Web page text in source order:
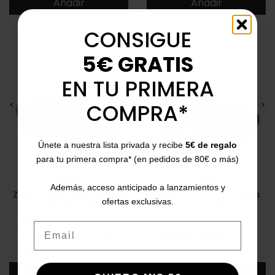
< >
KISSIA
Zuecos para mujer de piel
taupe Kissia 420
36 37 38 39 40 41
63,00 € Precio base
69,95 €
5/5star(29 opiniones)
< >
DORKING
Zapatos con tacón Blesa
35 36 37 38 39 40
5/5star(2 opiniones)
CONSIGUE
5€ GRATIS
EN TU PRIMERA
COMPRA*
Únete a nuestra lista privada y recibe 5€ de regalo
para tu primera compra* (en pedidos de 80€ o más)
Además, acceso anticipado a lanzamientos y
ofertas exclusivas.